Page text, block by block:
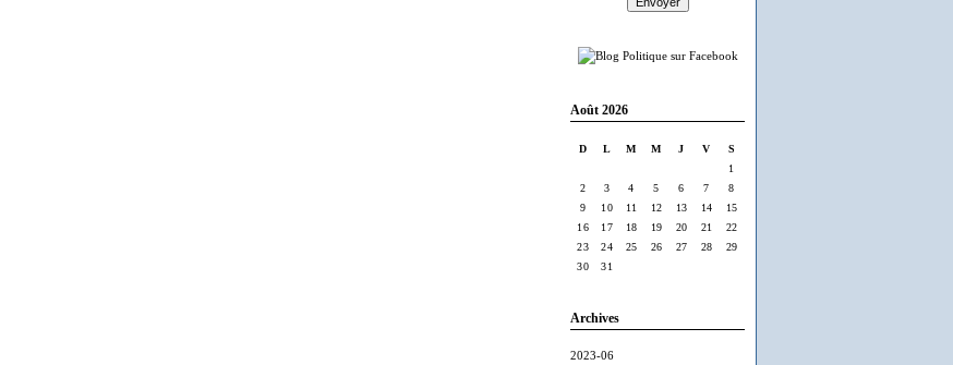
Août 2026
D L M M J V
S
1
2
3 4 5 6 7
8
9
10 11 12 13 14
15
16
17 18 19 20 21
22
23
24 25 26 27 28
29
30
31
Archives
2023-06